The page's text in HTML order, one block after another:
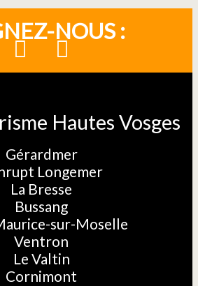
NOUS :
Hautes Vosges
Gérardmer
Longemer
La Bresse
Bussang
sur-Moselle
Ventron
Le Valtin
Cornimont